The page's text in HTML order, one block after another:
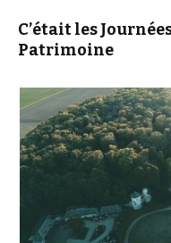
C’était les
Patrimoine